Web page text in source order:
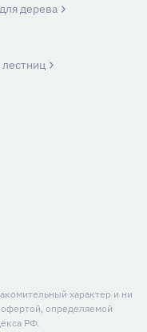
дерева
характер и ни
офертой, определяемой
РФ.